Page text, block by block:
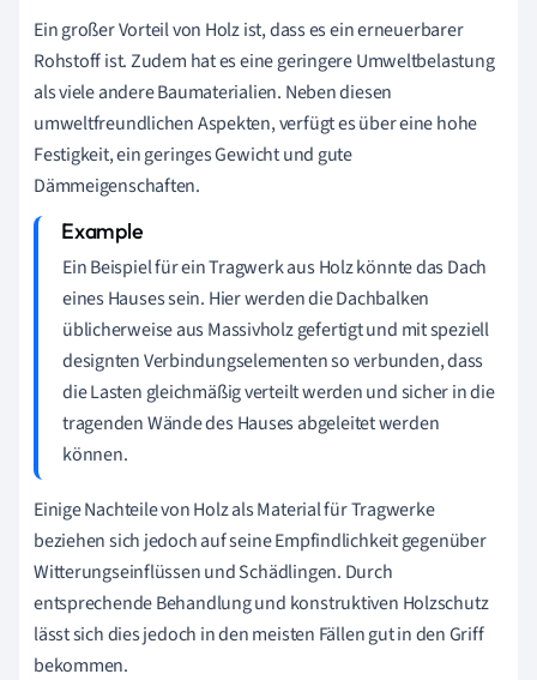
Ein großer Vorteil von Holz ist, dass es ein erneuerbarer
Rohstoff ist. Zudem hat es eine geringere Umweltbelastung
als viele andere Baumaterialien. Neben diesen
umweltfreundlichen Aspekten, verfügt es über eine hohe
Festigkeit, ein geringes Gewicht und gute
Dämmeigenschaften.
Ein Beispiel für ein Tragwerk aus Holz könnte das Dach
eines Hauses sein. Hier werden die Dachbalken
üblicherweise aus Massivholz gefertigt und mit speziell
designten Verbindungselementen so verbunden, dass
die Lasten gleichmäßig verteilt werden und sicher in die
tragenden Wände des Hauses abgeleitet werden
können.
Einige Nachteile von Holz als Material für Tragwerke
beziehen sich jedoch auf seine Empfindlichkeit gegenüber
Witterungseinflüssen und Schädlingen. Durch
entsprechende Behandlung und konstruktiven Holzschutz
lässt sich dies jedoch in den meisten Fällen gut in den Griff
bekommen.